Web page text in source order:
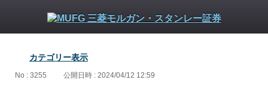
カテゴリー表示
No : 3255 公開日時 : 2024/04/12 12:59